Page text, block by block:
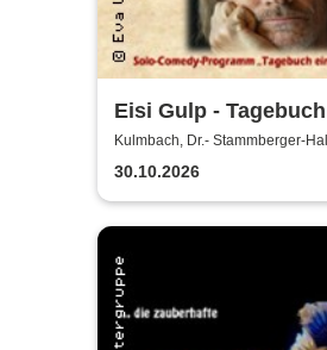
Eisi Gulp -
Komikers 1
Kulmbach, Dr.- Stammberger-
30.10.2026